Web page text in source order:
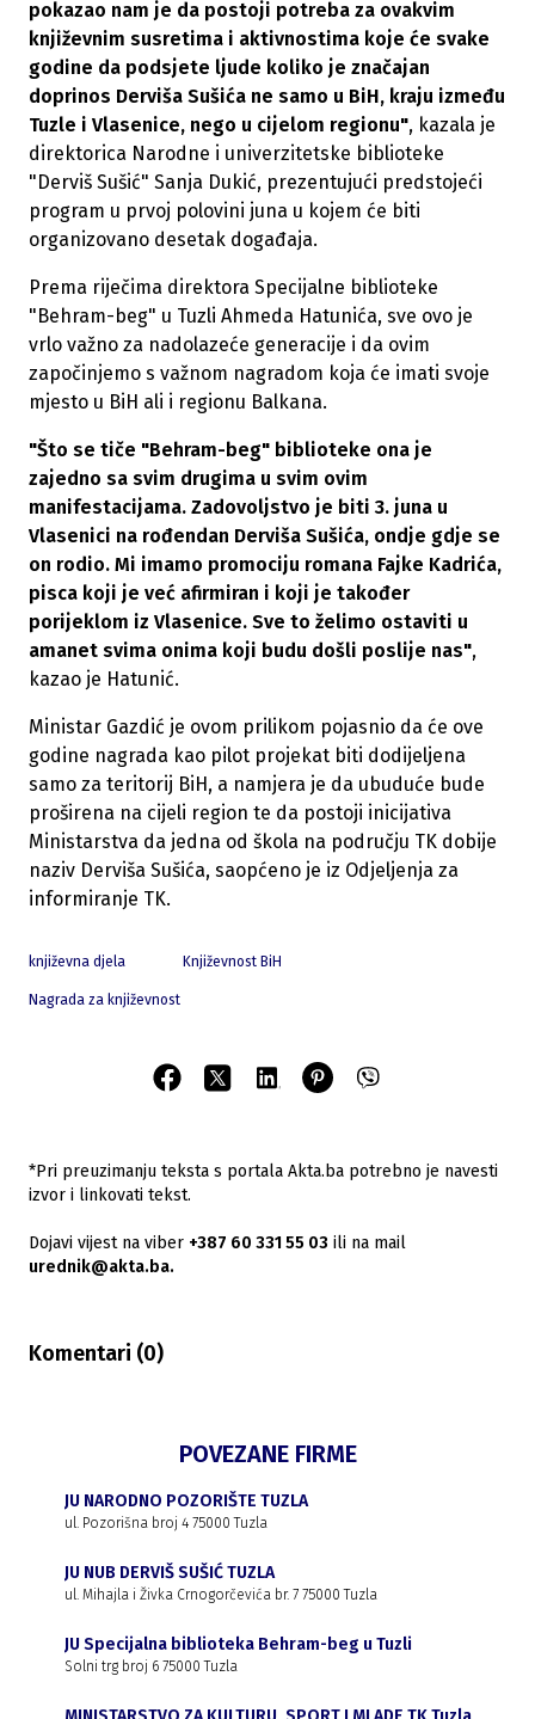
pokazao nam je da postoji potreba za ovakvim
književnim susretima i aktivnostima koje će svake
godine da podsjete ljude koliko je značajan
doprinos Derviša Sušića ne samo u BiH, kraju između
Tuzle i Vlasenice, nego u cijelom regionu", kazala je
direktorica Narodne i univerzitetske biblioteke
"Derviš Sušić" Sanja Dukić, prezentujući predstojeći
program u prvoj polovini juna u kojem će biti
organizovano desetak događaja.
Prema riječima direktora Specijalne biblioteke
"Behram-beg" u Tuzli Ahmeda Hatunića, sve ovo je
vrlo važno za nadolazeće generacije i da ovim
započinjemo s važnom nagradom koja će imati svoje
mjesto u BiH ali i regionu Balkana.
"Što se tiče "Behram-beg" biblioteke ona je
zajedno sa svim drugima u svim ovim
manifestacijama. Zadovoljstvo je biti 3. juna u
Vlasenici na rođendan Derviša Sušića, ondje gdje se
on rodio. Mi imamo promociju romana Fajke Kadrića,
pisca koji je već afirmiran i koji je također
porijeklom iz Vlasenice. Sve to želimo ostaviti u
amanet svima onima koji budu došli poslije nas",
kazao je Hatunić.
Ministar Gazdić je ovom prilikom pojasnio da će ove
godine nagrada kao pilot projekat biti dodijeljena
samo za teritorij BiH, a namjera je da ubuduće bude
proširena na cijeli region te da postoji inicijativa
Ministarstva da jedna od škola na području TK dobije
naziv Derviša Sušića, saopćeno je iz Odjeljenja za
informiranje TK.
književna djela Književnost BiH
Nagrada za književnost
*Pri preuzimanju teksta s portala Akta.ba potrebno je navesti
izvor i linkovati tekst.
Dojavi vijest na viber +387 60 331 55 03 ili na mail
urednik@akta.ba.
Komentari (0)
POVEZANE FIRME
JU NARODNO POZORIŠTE TUZLA
ul. Pozorišna broj 4 75000 Tuzla
JU NUB DERVIŠ SUŠIĆ TUZLA
ul. Mihajla i Živka Crnogorčevića br. 7 75000 Tuzla
JU Specijalna biblioteka Behram-beg u Tuzli
Solni trg broj 6 75000 Tuzla